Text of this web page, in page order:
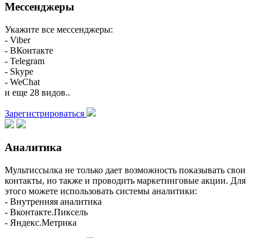
Мессенджеры
Укажите все мессенджеры:
- Viber
- ВКонтакте
- Telegram
- Skype
- WeChat
и еще 28 видов..
Зарегистрироваться
Аналитика
Мультиссылка не только дает возможность показывать свои
контакты, но также и проводить маркетинговые акции. Для
этого можете использовать системы аналитики:
- Внутренняя аналитика
- Вконтакте.Пиксель
- Яндекс.Метрика